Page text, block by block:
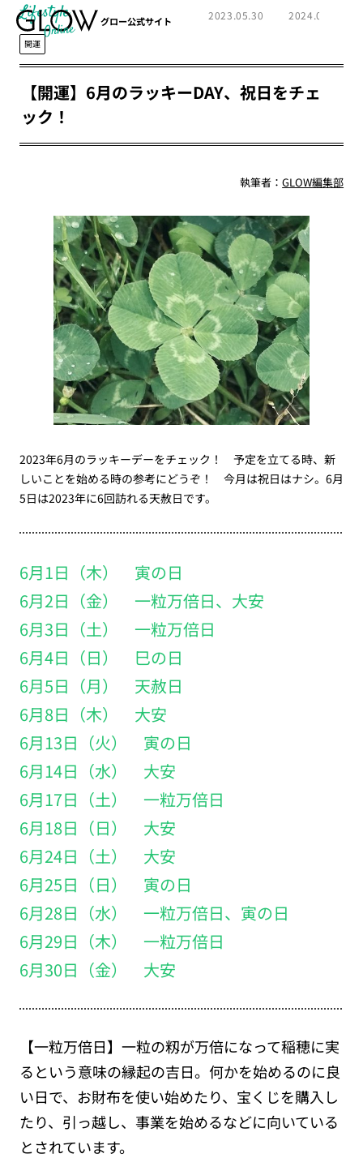
グロー公式サイト 2023.05.30 2024.01.17
Lifestyle
開運
【開運】6月のラッキーDAY、祝日をチェ
ック！
執筆者：GLOW編集部
2023年6月のラッキーデーをチェック！ 予定を立てる時、新
しいことを始める時の参考にどうぞ！ 今月は祝日はナシ。6月
5日は2023年に6回訪れる天赦日です。
6月1日（木） 寅の日
6月2日（金） 一粒万倍日、大安
6月3日（土） 一粒万倍日
6月4日（日） 巳の日
6月5日（月） 天赦日
6月8日（木） 大安
6月13日（火） 寅の日
6月14日（水） 大安
6月17日（土） 一粒万倍日
6月18日（日） 大安
6月24日（土） 大安
6月25日（日） 寅の日
6月28日（水） 一粒万倍日、寅の日
6月29日（木） 一粒万倍日
6月30日（金） 大安
【一粒万倍日】一粒の籾が万倍になって稲穂に実
るという意味の縁起の吉日。何かを始めるのに良
い日で、お財布を使い始めたり、宝くじを購入し
たり、引っ越し、事業を始めるなどに向いている
とされています。